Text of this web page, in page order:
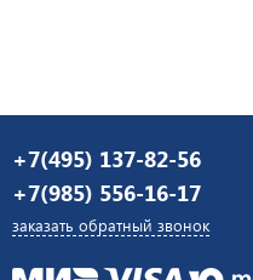
+7(495) 137-82-56
+7(985) 556-16-17
заказать обратный звонок